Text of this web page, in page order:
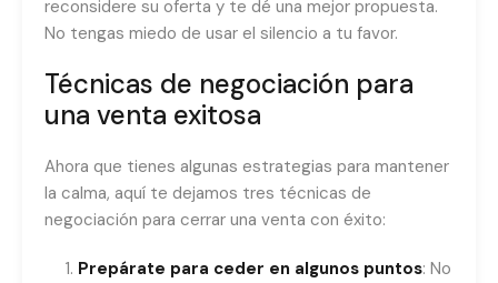
reconsidere su oferta y te dé una mejor propuesta.
No tengas miedo de usar el silencio a tu favor.
Técnicas de negociación para
una venta exitosa
Ahora que tienes algunas estrategias para mantener
la calma, aquí te dejamos tres técnicas de
negociación para cerrar una venta con éxito:
Prepárate para ceder en algunos puntos: No